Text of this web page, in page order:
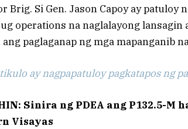
Brig. Si Gen. Jason Capoy ay
operations na naglalayong lansagin
paglaganap ng mga mapanganib
ay nagpapatuloy pagkatapos ng
Sinira ng PDEA ang P132.5-M
Visayas